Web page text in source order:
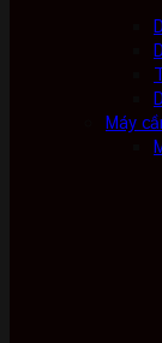
Máy